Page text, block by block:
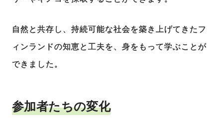
自然と共存し、持続可能な社会を築き上げてきたフ
ィンランドの知恵と工夫を、身をもって学ぶことが
できました。
参加者たちの変化